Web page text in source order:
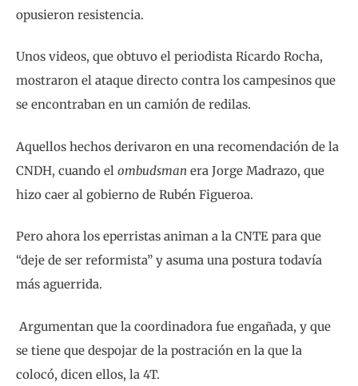
opusieron resistencia.
Unos videos, que obtuvo el periodista Ricardo Rocha,
mostraron el ataque directo contra los campesinos que
se encontraban en un camión de redilas.
Aquellos hechos derivaron en una recomendación de la
CNDH, cuando el ombudsman era Jorge Madrazo, que
hizo caer al gobierno de Rubén Figueroa.
Pero ahora los eperristas animan a la CNTE para que
“deje de ser reformista” y asuma una postura todavía
más aguerrida.
Argumentan que la coordinadora fue engañada, y que
se tiene que despojar de la postración en la que la
colocó, dicen ellos, la 4T.